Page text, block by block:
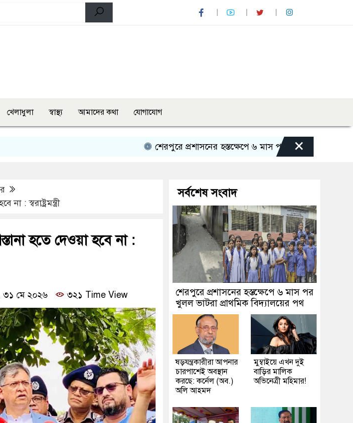
খেলাধুলা স্বাস্থ্য আমাদের কথা যোগাযোগ
শেরপুরে প্রশাসনের হস্তক্ষেপে ৬ মাস পর খুলল ভাটরা প্রাথমিক
×
: স্বরাষ্ট্রমন্ত্রী
হতে দেওয়া হবে না :
৩১ মে ২০২৬
৩২১ Time View
সর্বশেষ সংবাদ
শেরপুরে প্রশাসনের হস্তক্ষেপে ৬ মাস পর
খুলল ভাটরা প্রাথমিক বিদ্যালয়ের পথ
ষড়যন্ত্রকারীরা আপনার
চারপাশেই অবস্থান
করছে: কর্নেল (অব.)
অলি আহমদ
মুম্বাইয়ে এখন দুই
বাড়ির মালিক
অভিনেত্রী মহিমার!